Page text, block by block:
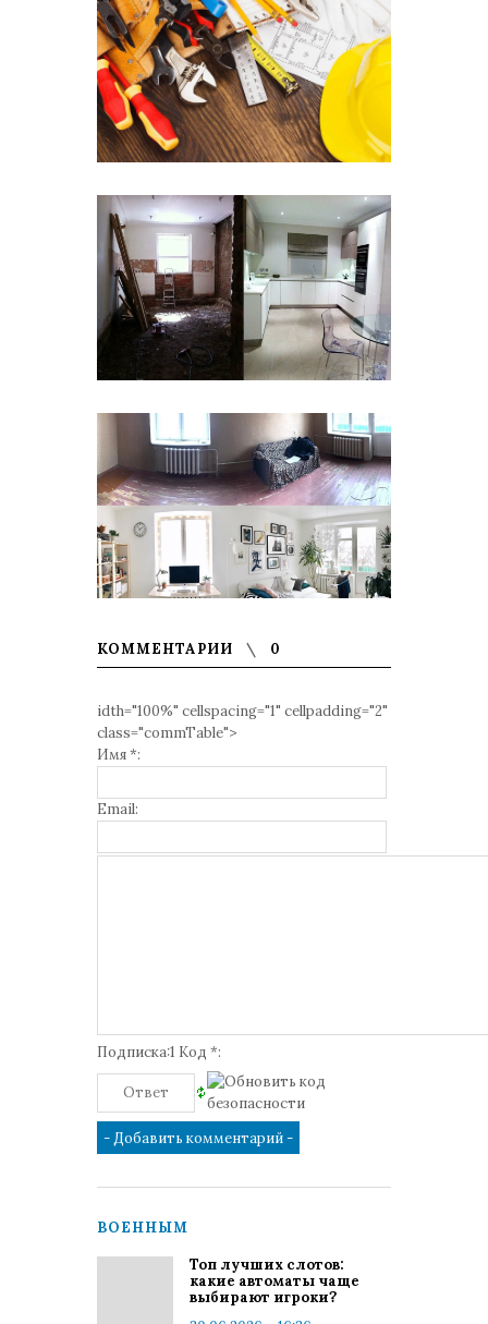
КОММЕНТАРИИ 0
idth="100%" cellspacing="1" cellpadding="2"
class="commTable">
Имя *:
Email:
Подписка:1 Код *:
ВОЕННЫМ
Топ лучших слотов:
какие автоматы чаще
выбирают игроки?